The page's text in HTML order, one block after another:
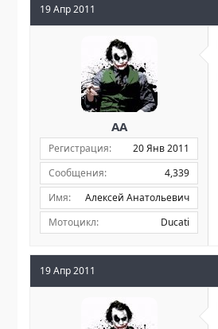
19 Апр 2011
AA
Регистрация
20 Янв 2011
Сообщения
4,339
Имя
Алексей Анатольевич
Мотоцикл
Ducati
19 Апр 2011